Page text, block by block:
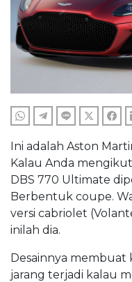
WHATSAPPTELEGRAM
LINE TWITTER
Ini adalah Aston
Kalau Anda
DBS 770 Ultimate
Berbentuk coupe.
versi cabriolet
inilah dia.
Desainnya membuat
jarang terjadi kalau